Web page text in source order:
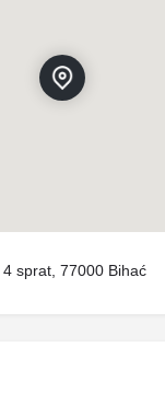
sprat, 77000 Bihać